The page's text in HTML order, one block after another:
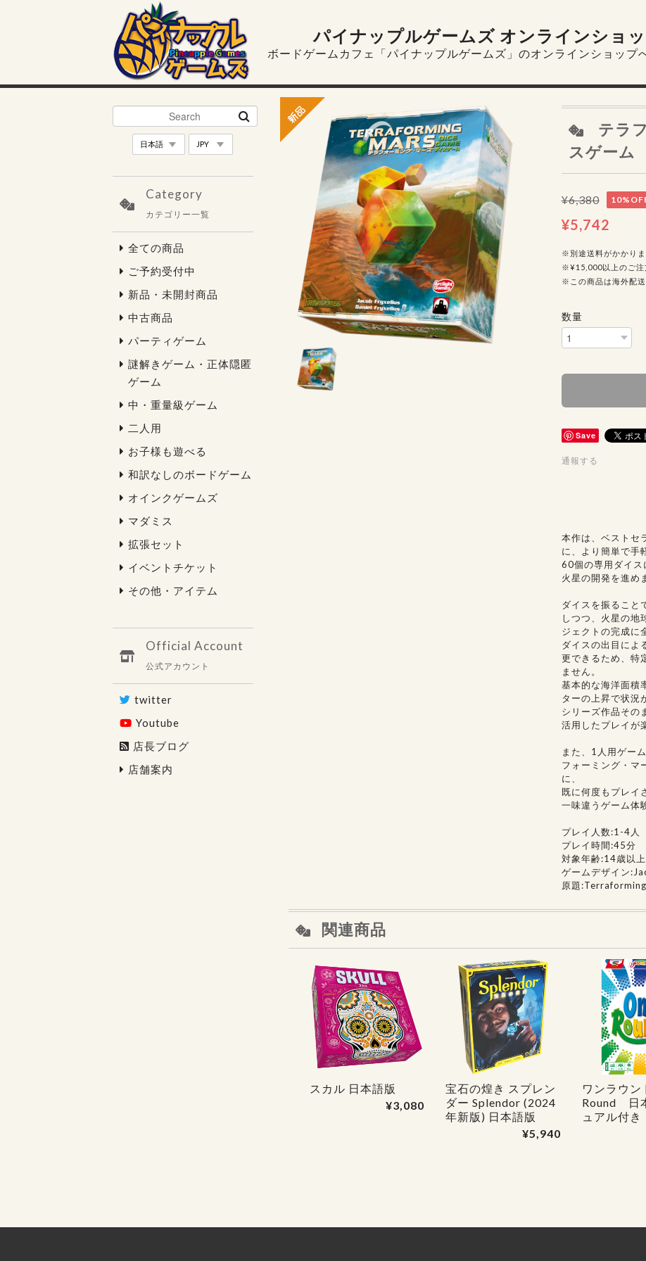
パイナップルゲームズ オンラインショ
ボードゲームカフェ「パイナップルゲームズ」のオンラインショップ
Category
カテゴリー一覧
全ての商品
ご予約受付中
新品・未開封商品
中古商品
パーティゲーム
謎解きゲーム・正体隠匿
ゲーム
中・重量級ゲーム
二人用
お子様も遊べる
和訳なしのボードゲーム
オインクゲームズ
マダミス
拡張セット
イベントチケット
その他・アイテム
Official Account
公式アカウント
twitter
Youtube
店長ブログ
店舗案内
テラ
スゲーム
¥6,380
¥5,742
※別途送料がかかりま
※¥15,000以上のご注
※この商品は海外配送
数量
Save
通報する
本作は、ベストセ
に、より簡単で手
60個の専用ダイス
火星の開発を進め
ダイスを振ること
しつつ、火星の地
ジェクトの完成に
ダイスの出目によ
更できるため、特
ません。
基本的な海洋面積
ターの上昇で状況
シリーズ作品その
活用したプレイが
また、1人用ゲー
フォーミング・マ
に、
既に何度もプレイ
一味違うゲーム体
プレイ人数:1-4人
プレイ時間:45分
対象年齢:14歳以上
ゲームデザイン
原題
関連商品
スカル 日本語版
¥3,080
宝石の煌き スプレン
ダー Splendor (2024
年新版) 日本語版
¥5,940
ワンラウ
Round 日
ュアル付き